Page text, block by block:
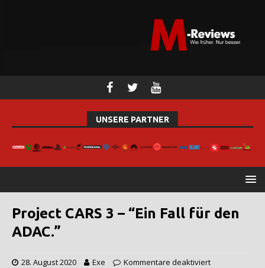
UNSERE PARTNER
Project CARS 3 – “Ein Fall für den
ADAC.”
28. August 2020 Exe Kommentare deaktiviert